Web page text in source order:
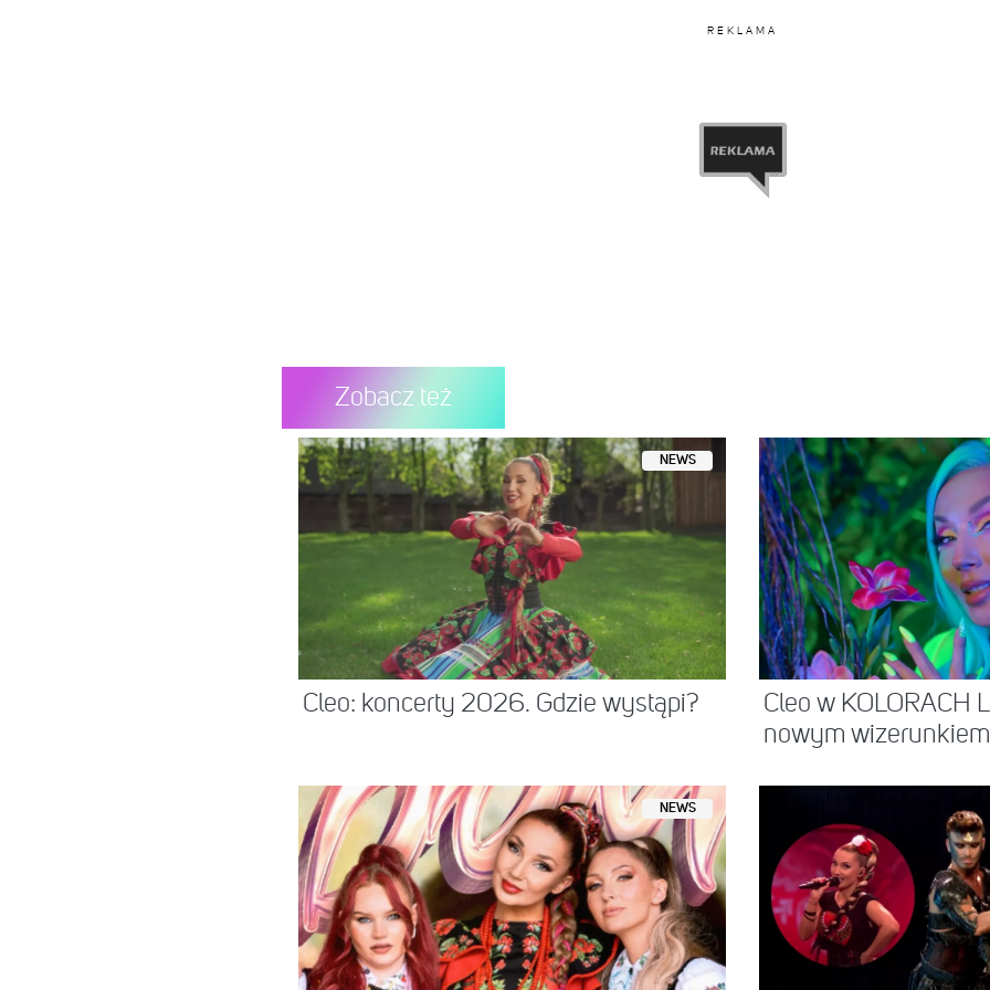
REKLAMA
Zobacz też
NEWS
Cleo: koncerty 2026. Gdzie wystąpi?
Cleo w KOLORACH
nowym
NEWS